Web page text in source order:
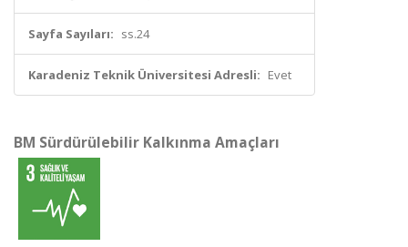
Sayfa Sayıları: ss.24
Karadeniz Teknik Üniversitesi Adresli: Evet
BM Sürdürülebilir Kalkınma Amaçları